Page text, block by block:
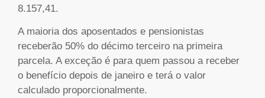
8.157,41.
A maioria dos aposentados e pensionistas
receberão 50% do décimo terceiro na primeira
parcela. A exceção é para quem passou a receber
o benefício depois de janeiro e terá o valor
calculado proporcionalmente.